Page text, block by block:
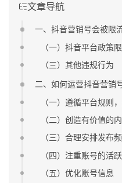
文章导航
一、抖音营销号会被限
（一）抖音平台政策
（三）其他违规行为
二、如何运营抖音营销
（一）遵循平台规则
（二）创造有价值的
（三）合理安排发布
（四）注重账号的活
（五）优化账号信息